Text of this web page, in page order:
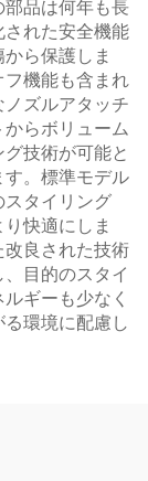
品は何年も長
れた安全機能
ら保護しま
機能も含まれ
ズルアタッチ
らボリューム
技術が可能と
。標準モデル
スタイリング
快適にしま
良された技術
目的のスタイ
ギーも少なく
環境に配慮し